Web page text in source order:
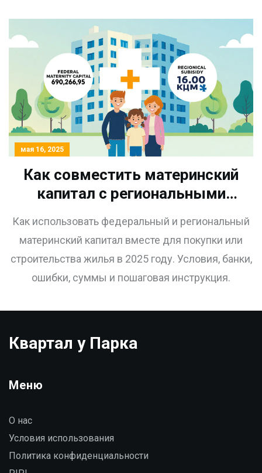
мая 16, 2025
Как совместить материнский
капитал с региональными
субсидиями на жилье в 2025
году
Как использовать федеральный и региональный
материнский капитал вместе для покупки или
строительства жилья в 2025 году. Условия, банки,
ошибки, суммы и пошаговая инструкция.
Квартал у Парка
Меню
О нас
Условия использования
Политика конфиденциальности